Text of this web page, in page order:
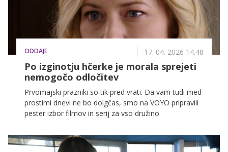
ODDAJE 17. 04. 2026 14.48
Po izginotju hčerke je morala sprejeti
nemogočo odločitev
Prvomajski prazniki so tik pred vrati. Da vam tudi med
prostimi dnevi ne bo dolgčas, smo na VOYO pripravili
pester izbor filmov in serij za vso družino.